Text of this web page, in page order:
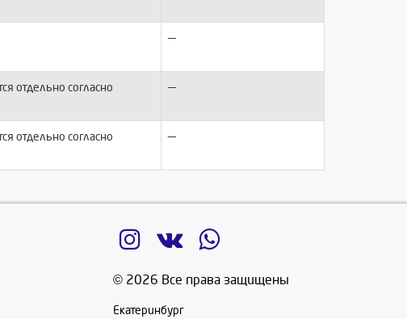
—
отдельно согласно
—
отдельно согласно
—
© 2026 Все права защищены
Екатеринбург